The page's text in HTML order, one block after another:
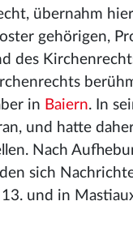
übernahm
gehörigen,
des
in Baiern. In
und hatte
Nach
sich
13. und in